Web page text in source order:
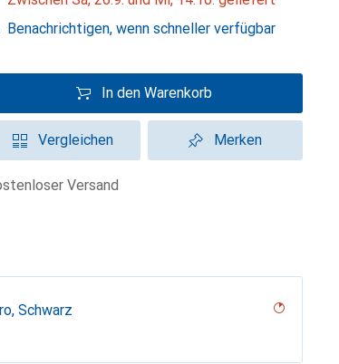
Benachrichtigen, wenn schneller verfügbar
In den Warenkorb
Vergleichen Merken
Versand
Schwarz